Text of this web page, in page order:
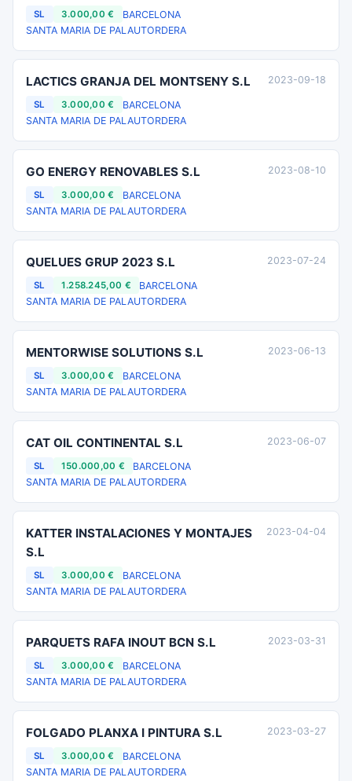
SL 3.000,00 €
BARCELONA
SANTA MARIA DE PALAUTORDERA
LACTICS GRANJA DEL MONTSENY S.L
SL 3.000,00 €
BARCELONA
SANTA MARIA DE PALAUTORDERA
2023-09-18
GO ENERGY RENOVABLES S.L
SL 3.000,00 €
BARCELONA
SANTA MARIA DE PALAUTORDERA
2023-08-10
QUELUES GRUP 2023 S.L
SL 1.258.245,00 €
BARCELONA
SANTA MARIA DE PALAUTORDERA
2023-07-24
MENTORWISE SOLUTIONS S.L
SL 3.000,00 €
BARCELONA
SANTA MARIA DE PALAUTORDERA
2023-06-13
CAT OIL CONTINENTAL S.L
SL 150.000,00 €
BARCELONA
SANTA MARIA DE PALAUTORDERA
2023-06-07
KATTER INSTALACIONES Y MONTAJES
S.L
SL 3.000,00 €
BARCELONA
SANTA MARIA DE PALAUTORDERA
2023-04-04
PARQUETS RAFA INOUT BCN S.L
SL 3.000,00 €
BARCELONA
SANTA MARIA DE PALAUTORDERA
2023-03-31
FOLGADO PLANXA I PINTURA S.L
SL 3.000,00 €
BARCELONA
SANTA MARIA DE PALAUTORDERA
2023-03-27